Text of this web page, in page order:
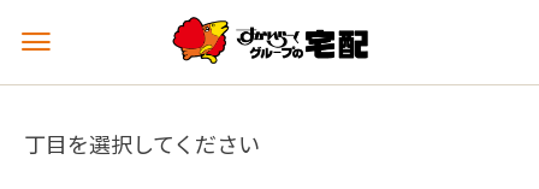
メ
ュ
を
丁目を選択してください